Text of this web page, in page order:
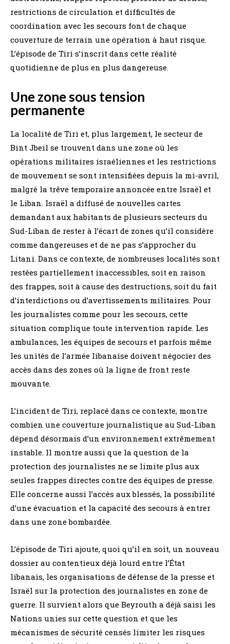
restrictions de circulation et difficultés de
coordination avec les secours font de chaque
couverture de terrain une opération à haut risque.
L’épisode de Tiri s’inscrit dans cette réalité
quotidienne de plus en plus dangereuse.
Une zone sous tension
permanente
La localité de Tiri et, plus largement, le secteur de
Bint Jbeil se trouvent dans une zone où les
opérations militaires israéliennes et les restrictions
de mouvement se sont intensifiées depuis la mi-avril,
malgré la trêve temporaire annoncée entre Israël et
le Liban. Israël a diffusé de nouvelles cartes
demandant aux habitants de plusieurs secteurs du
Sud-Liban de rester à l’écart de zones qu’il considère
comme dangereuses et de ne pas s’approcher du
Litani. Dans ce contexte, de nombreuses localités sont
restées partiellement inaccessibles, soit en raison
des frappes, soit à cause des destructions, soit du fait
d’interdictions ou d’avertissements militaires. Pour
les journalistes comme pour les secours, cette
situation complique toute intervention rapide. Les
ambulances, les équipes de secours et parfois même
les unités de l’armée libanaise doivent négocier des
accès dans des zones où la ligne de front reste
mouvante.
L’incident de Tiri, replacé dans ce contexte, montre
combien une couverture journalistique au Sud-Liban
dépend désormais d’un environnement extrêmement
instable. Il montre aussi que la question de la
protection des journalistes ne se limite plus aux
seules frappes directes contre des équipes de presse.
Elle concerne aussi l’accès aux blessés, la possibilité
d’une évacuation et la capacité des secours à entrer
dans une zone bombardée.
L’épisode de Tiri ajoute, quoi qu’il en soit, un nouveau
dossier au contentieux déjà lourd entre l’État
libanais, les organisations de défense de la presse et
Israël sur la protection des journalistes en zone de
guerre. Il survient alors que Beyrouth a déjà saisi les
Nations unies sur cette question et que les
mécanismes de sécurité censés limiter les risques